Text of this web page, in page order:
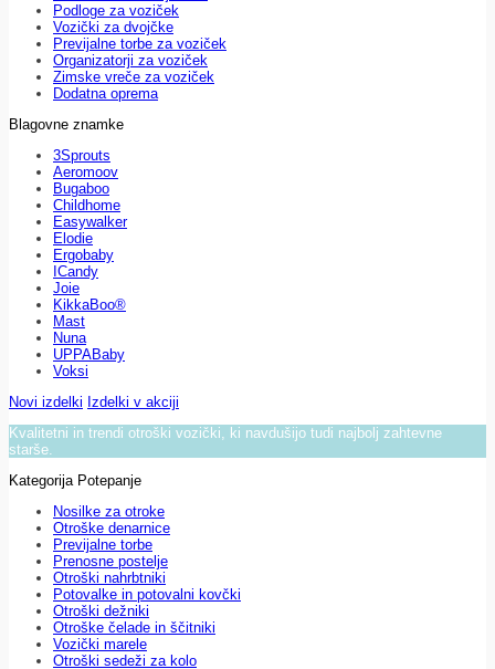
Podloge za voziček
Vozički za dvojčke
Previjalne torbe za voziček
Organizatorji za voziček
Zimske vreče za voziček
Dodatna oprema
Blagovne znamke
3Sprouts
Aeromoov
Bugaboo
Childhome
Easywalker
Elodie
Ergobaby
ICandy
Joie
KikkaBoo®
Mast
Nuna
UPPABaby
Voksi
Novi izdelki Izdelki v akciji
Kvalitetni in trendi otroški vozički, ki navdušijo tudi najbolj zahtevne
starše.
Kategorija Potepanje
Nosilke za otroke
Otroške denarnice
Previjalne torbe
Prenosne postelje
Otroški nahrbtniki
Potovalke in potovalni kovčki
Otroški dežniki
Otroške čelade in ščitniki
Vozički marele
Otroški sedeži za kolo